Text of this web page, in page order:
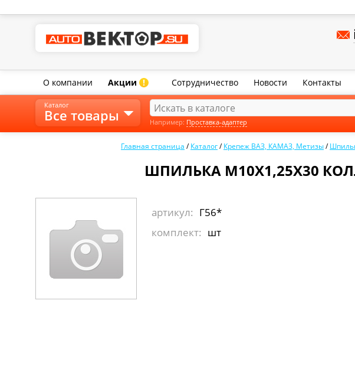
О компании Акции ! Сотрудничество Новости Контакты
Главная страница /Каталог/Крепеж ВАЗ, КАМАЗ, Метизы/
ШПИЛЬКА М10Х1,25Х30
артикул: Г56*
комплект: шт
Каталог
Все товары Например: Проставка-адаптер